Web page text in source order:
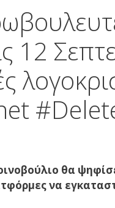
12
θα
να